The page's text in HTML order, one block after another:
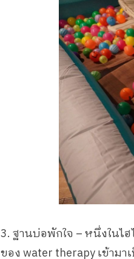
3. ฐานบ่อพักใจ – หนึ่งในไ
ของ water therapy เข้าม